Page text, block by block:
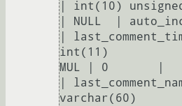
| int(10)
| NULL  |
|
int(11)
MUL | 0
|
varchar(60)